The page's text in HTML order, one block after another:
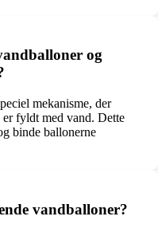
og
mekanisme, der
fyldt med vand. Dette
binde ballonerne
vandballoner?